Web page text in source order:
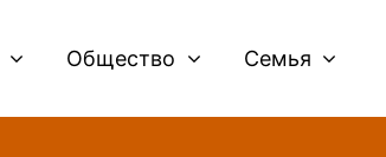
Общество Семья